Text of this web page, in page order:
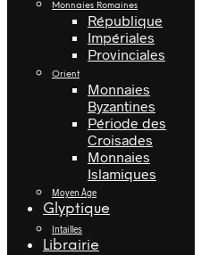
Monnaies Romaines
République
Impériales
Provinciales
Orient
Monnaies
Byzantines
Période des
Croisades
Monnaies
Islamiques
Moyen Âge
Glyptique
Intailles
Librairie